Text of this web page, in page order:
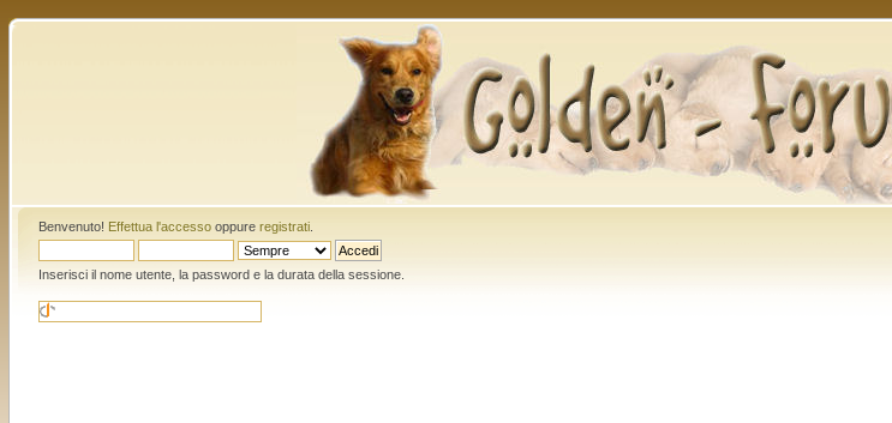
Benvenuto! Effettua l'accessooppure registrati.
Inserisci il nome utente, la password e la durata della sessione.